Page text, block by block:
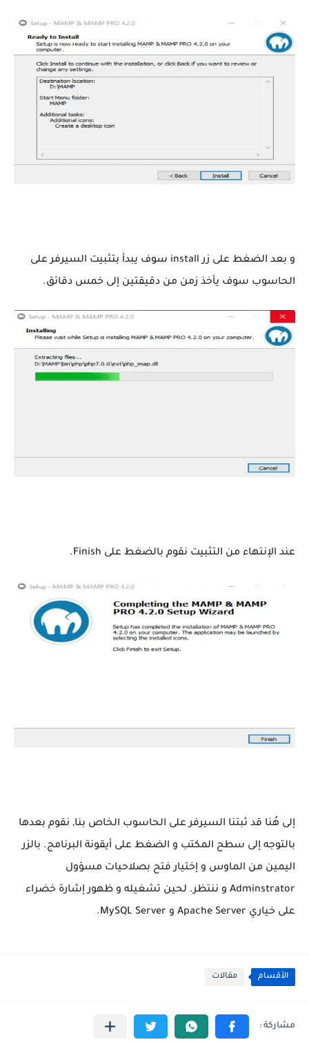
و بعد الضغط على زر install سوف يبدأ بتثبيت السيرفر على
الحاسوب سوف يأخذ زمن من دقيقتين إلى خمس دقائق.
عند الإنتهاء من التثبيت نقوم بالضغط على Finish.
إلى هُنا قد ثبتنا السيرفر على الحاسوب الخاص بنا, نقوم بعدها
بالتوجه إلى سطح المكتب و الضغط على أيقونة البرنامج. بالزر
اليمين من الماوس و إختيار فتح بصلاحيات مسؤول
Adminstrator و ننتظر. لحين تشغيله و ظهور إشارة خضراء
على خياري Apache Server و MySQL Server.
الأقسام مقالات